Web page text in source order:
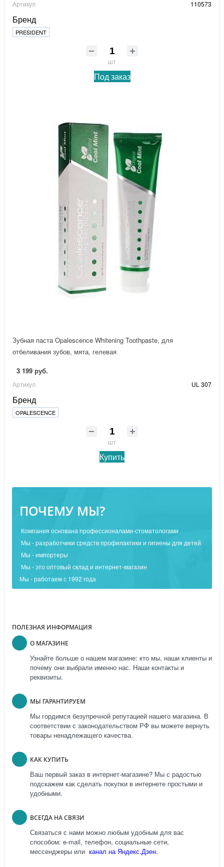
ПОЧЕМУ МЫ?
Компания основана профессионалами-стоматологами
Мы - разработчики средств профилактики и гигиены для детей
Мы - импортеры
Мы - это оптовый склад и интернет-магазин
Мы - работаем с 1992 года
ПОЛЕЗНАЯ ИНФОРМАЦИЯ
О МАГАЗИНЕ
Узнайте больше о нашем магазине: кто мы, наши клиенты и
почему они выбрали именно нас. Наши контакты и
реквизиты.
МЫ ГАРАНТИРУЕМ
Мы гордимся безупречной репутацией нашего магазина. В
соответствии с законодательством РФ вы можете вернуть
товары ненадлежащего качества.
КАК КУПИТЬ
Ваш первый заказ в интернет-магазине? Мы с радостью
подскажем как сделать покупки в интернете простыми и
удобными.
ВСЕГДА НА СВЯЗИ
Связаться с нами можно любым удобным для вас
способом: e-mail, телефон, социальные сети,
мессенджеры или канал на Яндекс.Дзен.
Артикул 110573
Бренд
PRESIDENT
шт
Под заказ
Зубная паста Opalescence Whitening Toothpaste, для
отбеливания зубов, мята, гелевая
3 199 руб.
Артикул UL 307
Бренд
OPALESCENCE
шт
Купить